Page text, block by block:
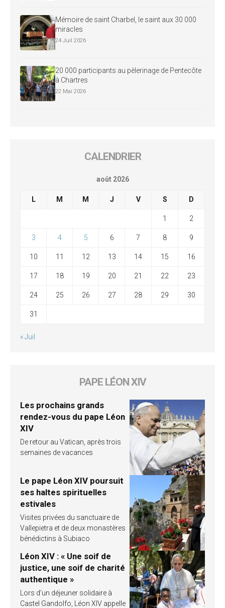
Mémoire de saint Charbel, le saint aux 30 000
miracles
24 Juil 2026
20 000 participants au pèlerinage de Pentecôte
à Chartres
22 Mai 2026
CALENDRIER
août 2026
L M M J V S D
1 2
3 4 5 6 7 8 9
10 11 12 13 14 15 16
17 18 19 20 21 22 23
24 25 26 27 28 29 30
31
« Juil
PAPE LÉON XIV
Les prochains grands
rendez-vous du pape Léon
XIV
De retour au Vatican, après trois
semaines de vacances
Le pape Léon XIV poursuit
ses haltes spirituelles
estivales
Visites privées du sanctuaire de
Vallepietra et de deux monastères
bénédictins à Subiaco
Léon XIV : « Une soif de
justice, une soif de charité
authentique »
Lors d’un déjeuner solidaire à
Castel Gandolfo, Léon XIV appelle